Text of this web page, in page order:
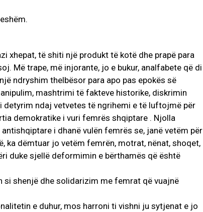
xhepat, të shiti një produkt të kotë dhe prapë para
Më trape, më injorante, jo e bukur, analfabete që di
ndryshim thelbësor para apo pas epokës së
mashtrimi të fakteve historike, diskrimin
ndaj vetvetes të ngrihemi e të luftojmë për
demokratike i vuri femrës shqiptare . Njolla
i dhanë vulën femrës se, janë vetëm për
ka dëmtuar jo vetëm femrën, motrat, nënat, shoqet,
duke sjellë deformimin e bërthamës që është
shenjë dhe solidarizim me femrat që vuajnë
e duhur, mos harroni ti vishni ju sytjenat e jo